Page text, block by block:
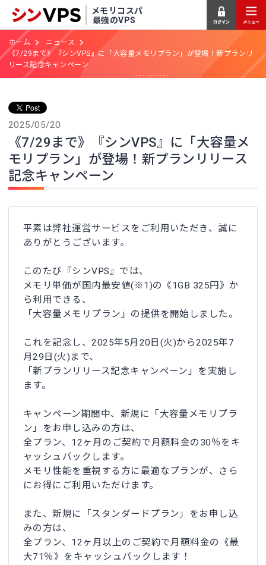
メモリコスパ
最強のVPS
ホーム
ニュース
《7/29まで》『シンVPS』に「大容量メモリプラン」が登場！新プランリ
リース記念キャンペーン
2025/05/20
《7/29まで》『シンVPS』に「大容量メ
モリプラン」が登場！新プランリリース
記念キャンペーン
平素は弊社運営サービスをご利用いただき、誠に
ありがとうございます。
このたび『シンVPS』では、
メモリ単価が国内最安値(※1)の《1GB 325円》か
ら利用できる、
「大容量メモリプラン」の提供を開始しました。
これを記念し、2025年5月20日(火)から2025年7
月29日(火)まで、
「新プランリリース記念キャンペーン」を実施し
ます。
キャンペーン期間中、新規に「大容量メモリプラ
ン」をお申し込みの方は、
全プラン、12ヶ月のご契約で月額料金の30％をキ
ャッシュバックします。
メモリ性能を重視する方に最適なプランが、さら
にお得にご利用いただけます。
また、新規に「スタンダードプラン」をお申し込
みの方は、
全プラン、12ヶ月以上のご契約で月額料金の《最
大71％》をキャッシュバックします！